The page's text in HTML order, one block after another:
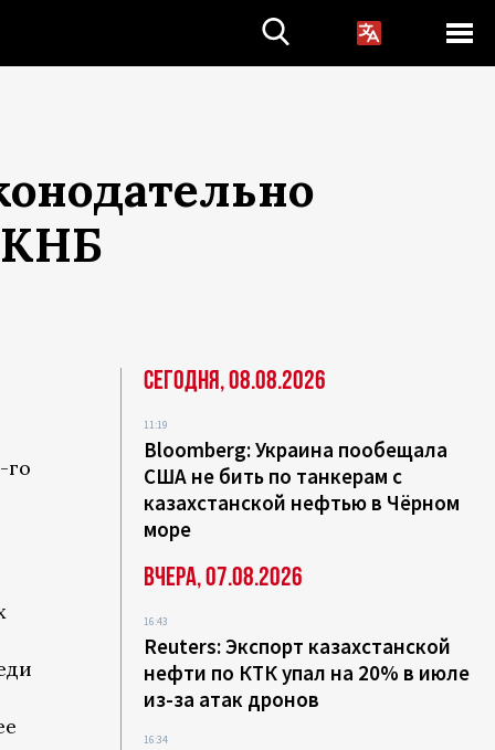
го
Сегодня, 08.08.2026
11:19
Bloomberg: Украина пообещала
США не бить по танкерам с
казахстанской нефтью в Чёрном
море
Вчера, 07.08.2026
16:43
Reuters: Экспорт казахстанской
нефти по КТК упал на 20% в июле
из-за атак дронов
16:34